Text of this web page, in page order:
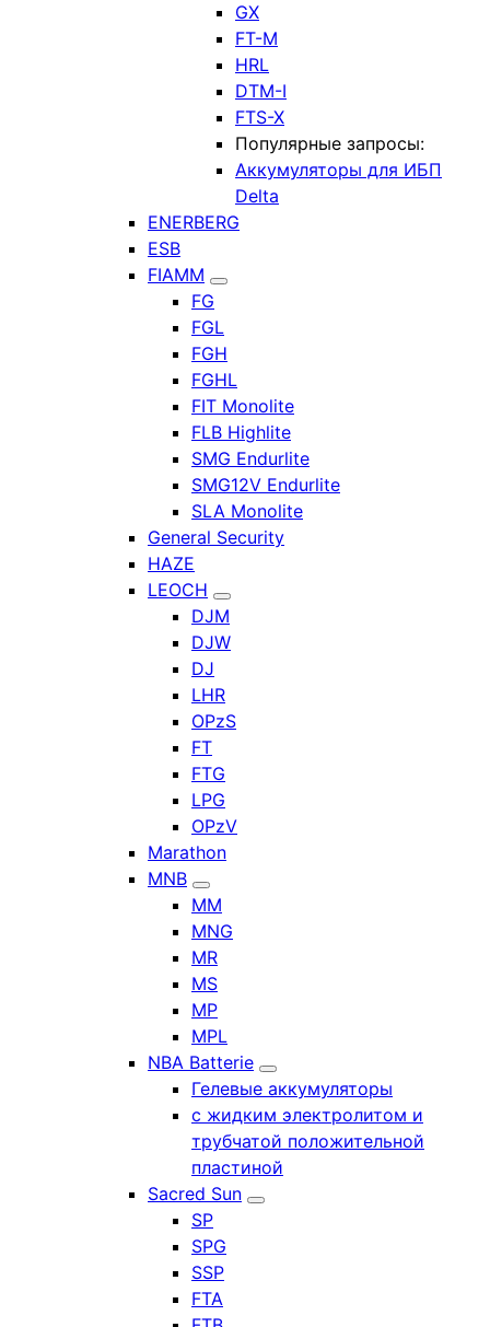
GX
FT-M
HRL
DTM-I
FTS-X
Популярные запросы:
Аккумуляторы для ИБП
Delta
ENERBERG
ESB
FIAMM
FG
FGL
FGH
FGHL
FIT Monolite
FLB Highlite
SMG Endurlite
SMG12V Endurlite
SLA Monolite
General Security
HAZE
LEOCH
DJM
DJW
DJ
LHR
OPzS
FT
FTG
LPG
OPzV
Marathon
MNB
MM
MNG
MR
MS
MP
MPL
NBA Batterie
Гелевые аккумуляторы
с жидким электролитом и
трубчатой положительной
пластиной
Sacred Sun
SP
SPG
SSP
FTA